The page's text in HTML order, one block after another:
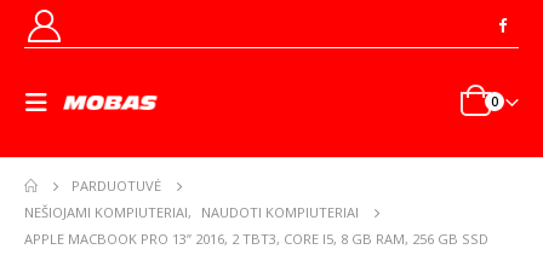
0
PARDUOTUVĖ
NEŠIOJAMI KOMPIUTERIAI,
NAUDOTI KOMPIUTERIAI
APPLE MACBOOK PRO 13” 2016, 2 TBT3, CORE I5, 8 GB RAM, 256 GB SSD